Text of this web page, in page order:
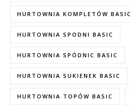
HURTOWNIA KOMPLETÓW BASIC
HURTOWNIA SPODNI BASIC
HURTOWNIA SPÓDNIC BASIC
HURTOWNIA SUKIENEK BASIC
HURTOWNIA TOPÓW BASIC